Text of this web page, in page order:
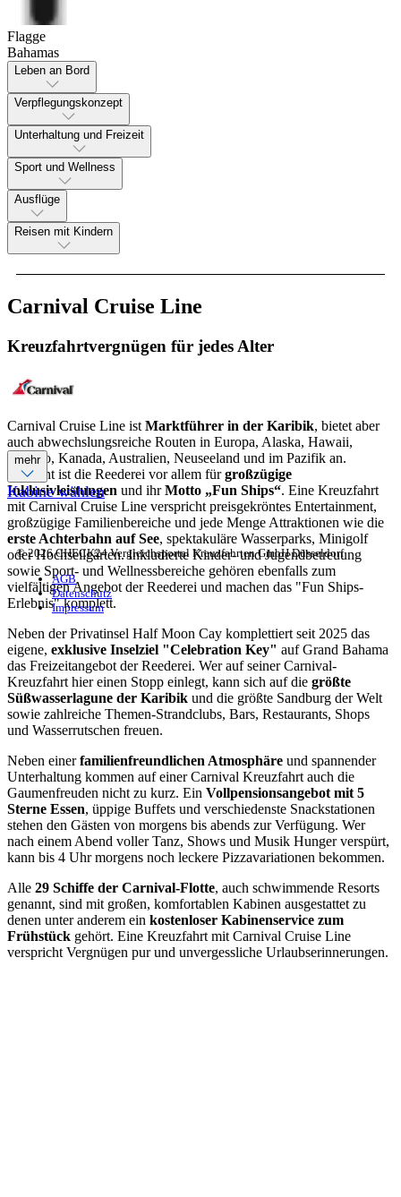
Flagge
Bahamas
Leben an Bord
Verpflegungskonzept
Unterhaltung und Freizeit
Sport und Wellness
Ausflüge
Reisen mit Kindern
Carnival Cruise Line
Kreuzfahrtvergnügen für jedes Alter
Carnival Cruise Line ist Marktführer in der Karibik, bietet aber
auch abwechslungsreiche Routen in Europa, Alaska, Hawaii,
Mexiko, Kanada, Australien, Neuseeland und im Pazifik an.
Bekannt ist die Reederei vor allem fürgroßzügige
Inklusivleistungen und ihrMotto „Fun Ships“. Eine Kreuzfahrt
mit Carnival Cruise Line verspricht preisgekröntes Entertainment,
großzügige Familienbereiche und jede Menge Attraktionen wie die
erste Achterbahn auf See, spektakuläre Wasserparks, Minigolf
oder Hochseilgärten. Inkludierte Kinder- und Jugendbetreuung
sowie Sport- und Wellnessbereiche gehören ebenfalls zum
vielfältigen Angebot der Reederei und machen das "Fun Ships-
Erlebnis" komplett.
Neben der Privatinsel Half Moon Cay komplettiert seit 2025 das
eigene, exklusive Inselziel "Celebration Key" auf Grand Bahama
das Freizeitangebot der Reederei. Wer auf seiner Carnival-
Kreuzfahrt hier einen Stopp einlegt, kann sich auf die größte
Süßwasserlagune der Karibik und die größte Sandburg der Welt
sowie zahlreiche Themen-Strandclubs, Bars, Restaurants, Shops
und Wasserrutschen freuen.
Neben einerfamilienfreundlichen Atmosphäre und spannender
Unterhaltung kommen auf einer Carnival Kreuzfahrt auch die
Gaumenfreuden nicht zu kurz. Ein Vollpensionsangebot mit 5
Sterne Essen, üppige Buffets und verschiedenste Snackstationen
stehen den Gästen von morgens bis abends zur Verfügung. Wer
nach einem Abend voller Tanz, Shows und Musik Hunger verspürt,
kann bis 4 Uhr morgens noch leckere Pizzavariationen bekommen.
Alle 29 Schiffe der Carnival-Flotte, auch schwimmende Resorts
genannt, sind mit großen, komfortablen Kabinen ausgestattet zu
denen unter anderem ein kostenloser Kabinenservice zum
Frühstück gehört. Eine Kreuzfahrt mit Carnival Cruise Line
verspricht Vergnügen pur und unvergessliche Urlaubserinnerungen.
mehr
Kabine wählen
© 2026 CHECK24 Vergleichsportal Kreuzfahrten GmbH Düsseldorf
AGB
Datenschutz
Impressum